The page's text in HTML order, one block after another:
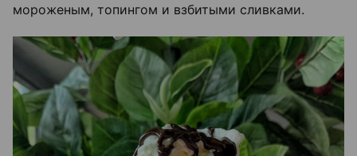
мороженым, топингом и взбитыми сливками.